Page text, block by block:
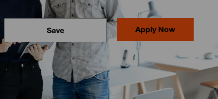
Save Apply Now